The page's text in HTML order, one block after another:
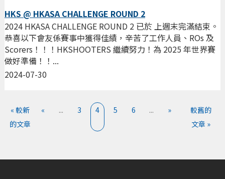
HKS @ HKASA CHALLENGE ROUND 2
2024-07-30
2024 HKASA CHALLENGE ROUND 2 已於 上週末完滿結束。
恭喜以下會友係賽事中獲得佳績，辛苦了工作人員、ROs 及
Scorers！！！HKSHOOTERS 繼續努力！為 2025 年世界賽
做好準備！！...
« 較新
的文章
« ... 3 4 5 6 ... »
較舊的
文章 »